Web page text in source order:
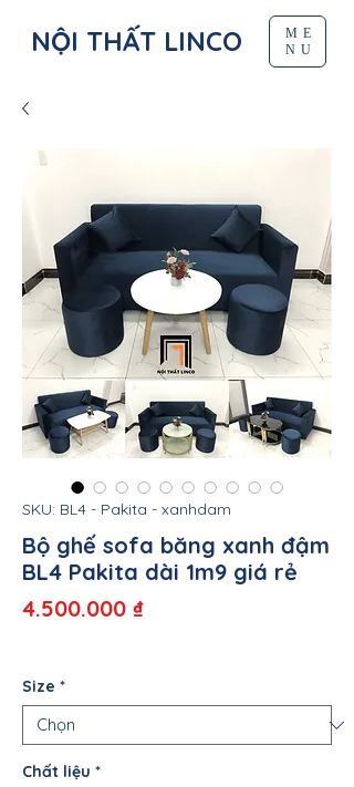
NỘI THẤT LINCO
ME
NU
SKU: BL4 - Pakita - xanhdam
Bộ ghế sofa băng xanh đậm
BL4 Pakita dài 1m9 giá rẻ
4.500.000 ₫Giá
Size *
Chất liệu *